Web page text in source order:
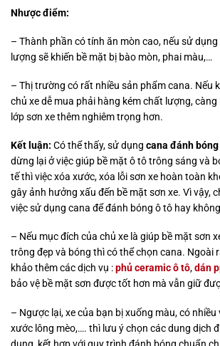
Nhược điểm:
– Thành phần có tính ăn mòn cao, nếu sử
lượng sẽ khiến bề mặt bị bào mòn, phai màu,…
– Thị trường có rất nhiều sản phẩm cana. Nếu
chủ xe dễ mua phải hàng kém chất lượng,
lớp sơn xe thêm nghiêm trọng hơn.
Kết luận: Có thể thấy, sử dụng cana đánh
dừng lại ở việc giúp bề mặt ô tô trông sáng và
tế thì việc xóa xước, xóa lỗi sơn xe hoàn toàn
gây ảnh hưởng xấu đến bề mặt sơn xe. Vì vậy,
việc sử dụng cana để đánh bóng ô tô hay
– Nếu mục đích của chủ xe là giúp bề mặt sơn
trông đẹp và bóng thì có thể chọn cana. Ngoài
khảo thêm các dịch vụ :phủ ceramic ô tô,dán
bảo vệ bề mặt sơn được tốt hơn mà vẫn giữ
– Ngược lại, xe của bạn bị xuống màu, có
xước lông mèo,…. thì lưu ý chọn các dung dịch
dụng, kết hợp với quy trình đánh bóng chuẩn